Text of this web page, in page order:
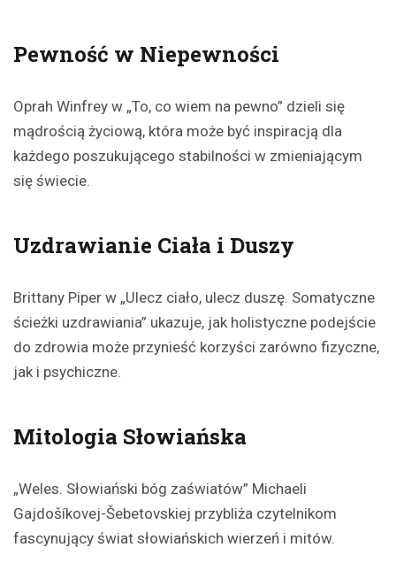
Pewność w Niepewności
Oprah Winfrey w „To, co wiem na pewno” dzieli się
mądrością życiową, która może być inspiracją dla
każdego poszukującego stabilności w zmieniającym
się świecie.
Uzdrawianie Ciała i Duszy
Brittany Piper w „Ulecz ciało, ulecz duszę. Somatyczne
ścieżki uzdrawiania” ukazuje, jak holistyczne podejście
do zdrowia może przynieść korzyści zarówno fizyczne,
jak i psychiczne.
Mitologia Słowiańska
„Weles. Słowiański bóg zaświatów” Michaeli
Gajdošíkovej-Šebetovskiej przybliża czytelnikom
fascynujący świat słowiańskich wierzeń i mitów.